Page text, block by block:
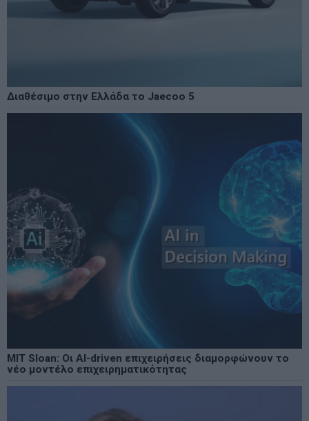
Διαθέσιμο στην Ελλάδα το Jaecoo 5
MIT Sloan: Οι AI-driven επιχειρήσεις διαμορφώνουν το
νέο μοντέλο επιχειρηματικότητας